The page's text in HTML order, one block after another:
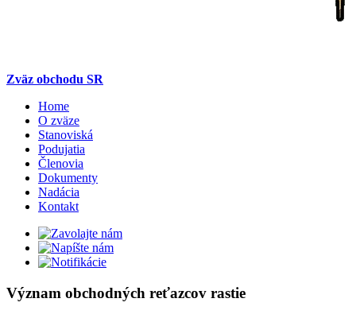
Zväz obchodu SR
Home
O zväze
Stanoviská
Podujatia
Členovia
Dokumenty
Nadácia
Kontakt
Význam obchodných reťazcov rastie